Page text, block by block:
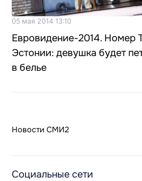
05 мая 2014 13:10
Евровидение-2014. Номер
Эстонии: девушка будет
в белье
Новости СМИ2
Социальные сети